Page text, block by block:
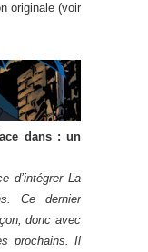
originale (voir
dans : un
d’intégrer La
Ce dernier
donc avec
prochains. Il